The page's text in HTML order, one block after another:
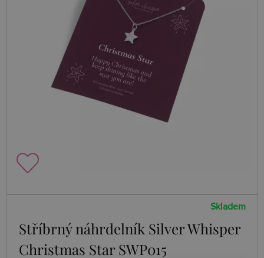
Skladem
Stříbrný náhrdelník Silver Whisper
Christmas Star SWP015